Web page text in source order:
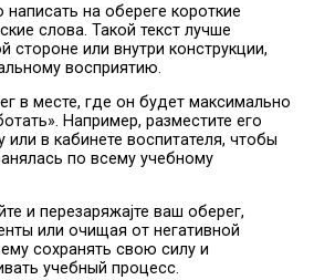
на обереге короткие
слова. Такой текст лучше
стороне или внутри конструкции,
восприятию.
в месте, где он будет максимально
Например, разместите его
или в кабинете воспитателя, чтобы
по всему учебному
и перезаряжајте ваш оберег,
или очищая от негативной
сохранять свою силу и
учебный процесс.